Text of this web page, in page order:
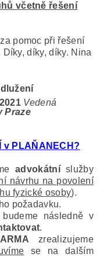
včetně řešení
pomoc při řešení
díky, díky. Nina
Vedená
Praze
v PLAŇANECH?
advokátníslužby
návrhu na povolení
fyzické osoby).
požadavku.
následně v
.
zrealizujeme
se na dalším